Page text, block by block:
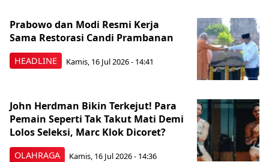
HEADLINE
Prabowo dan Modi Resmi Kerja
Sama Restorasi Candi Prambanan
Kamis, 16 Jul 2026 - 14:41
OLAHRAGA
John Herdman Bikin Terkejut! Para
Pemain Seperti Tak Takut Mati Demi
Lolos Seleksi, Marc Klok Dicoret?
Kamis, 16 Jul 2026 - 14:36